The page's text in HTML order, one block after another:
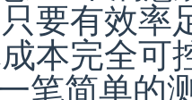
要有效率
本完全可
笔简单的